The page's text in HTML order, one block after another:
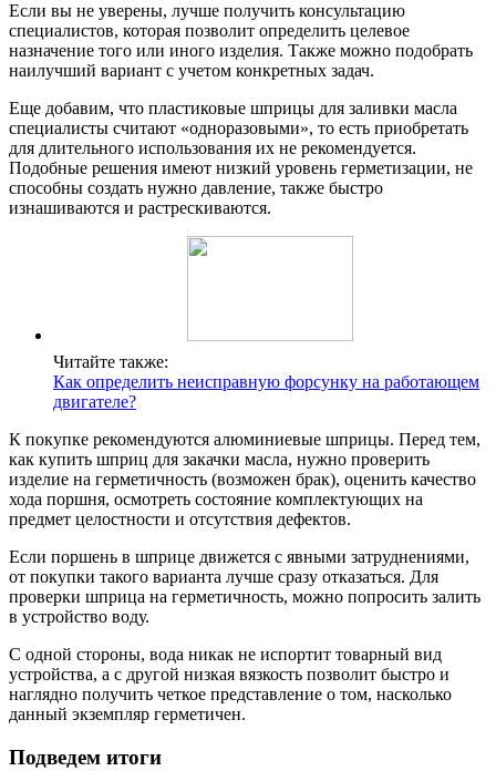
Если вы не уверены, лучше получить консультацию
специалистов, которая позволит определить целевое
назначение того или иного изделия. Также можно подобрать
наилучший вариант с учетом конкретных задач.
Еще добавим, что пластиковые шприцы для заливки масла
специалисты считают «одноразовыми», то есть приобретать
для длительного использования их не рекомендуется.
Подобные решения имеют низкий уровень герметизации, не
способны создать нужно давление, также быстро
изнашиваются и растрескиваются.
Читайте также:
Как определить неисправную форсунку на работающем
двигателе?
К покупке рекомендуются алюминиевые шприцы. Перед тем,
как купить шприц для закачки масла, нужно проверить
изделие на герметичность (возможен брак), оценить качество
хода поршня, осмотреть состояние комплектующих на
предмет целостности и отсутствия дефектов.
Если поршень в шприце движется с явными затруднениями,
от покупки такого варианта лучше сразу отказаться. Для
проверки шприца на герметичность, можно попросить залить
в устройство воду.
С одной стороны, вода никак не испортит товарный вид
устройства, а с другой низкая вязкость позволит быстро и
наглядно получить четкое представление о том, насколько
данный экземпляр герметичен.
Подведем итоги